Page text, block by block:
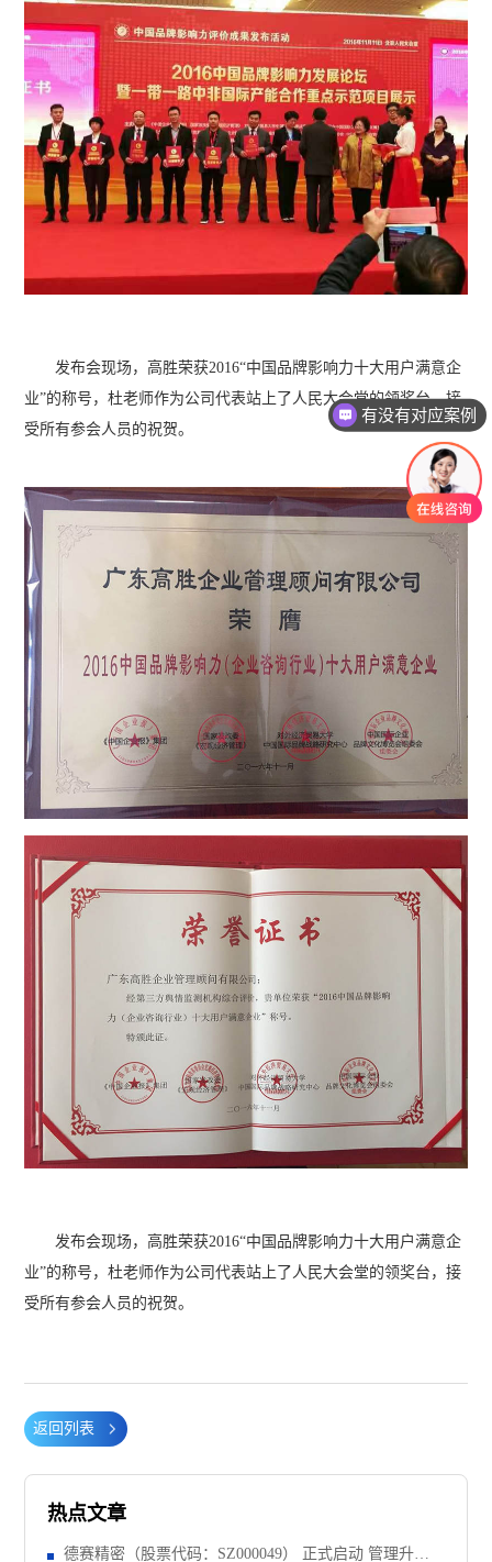
发布会现场，高胜荣获2016“中国品牌影响力十大用户满意企
业”的称号，杜老师作为公司代表站上了人民大会堂的领奖台，接
受所有参会人员的祝贺。
发布会现场，高胜荣获2016“中国品牌影响力十大用户满意企
业”的称号，杜老师作为公司代表站上了人民大会堂的领奖台，接
受所有参会人员的祝贺。
返回列表
热点文章
德赛精密（股票代码：SZ000049） 正式启动 管理升级&
有没有对应案例
老师可以上面拜访吗？